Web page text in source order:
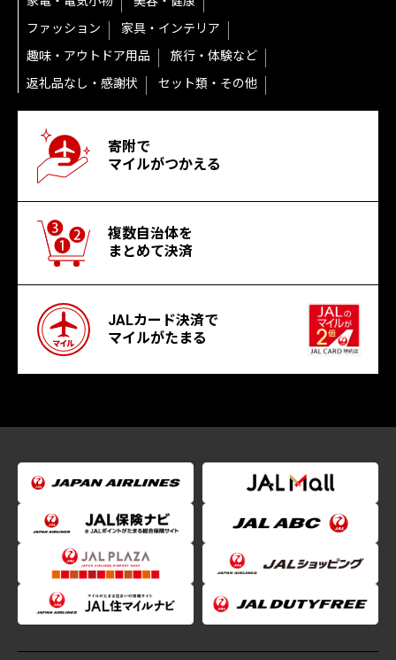
ファッション
家具・インテリア
趣味・アウトドア用品
旅行・体験など
返礼品なし・感謝状
セット類・その他
寄附で
マイルがつかえる
複数自治体を
まとめて決済
JALカード決済で
マイルがたまる